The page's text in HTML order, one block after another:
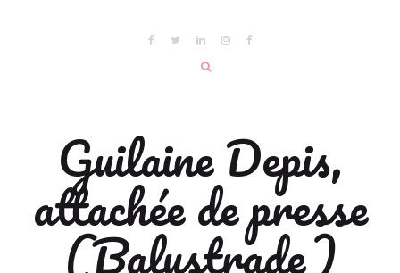
Guilaine Depis,
attachée de presse
(Balustrade)